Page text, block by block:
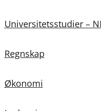
Universitetsstudier –
Regnskap
Økonomi